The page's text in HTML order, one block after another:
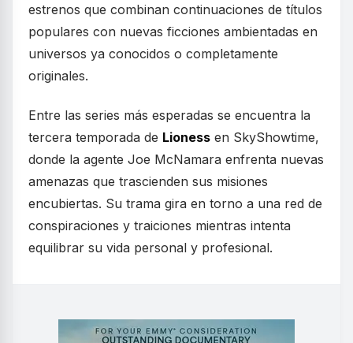
estrenos que combinan continuaciones de títulos
populares con nuevas ficciones ambientadas en
universos ya conocidos o completamente
originales.
Entre las series más esperadas se encuentra la
tercera temporada de Lioness en SkyShowtime,
donde la agente Joe McNamara enfrenta nuevas
amenazas que trascienden sus misiones
encubiertas. Su trama gira en torno a una red de
conspiraciones y traiciones mientras intenta
equilibrar su vida personal y profesional.